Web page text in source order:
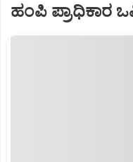
ಹಂಪಿ ಪ್ರಾಧಿಕಾರ